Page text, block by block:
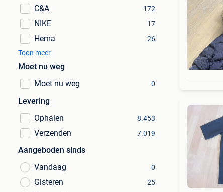
C&A 172
NIKE 17
Hema
26
Toon meer
Moet nu weg
Moet nu weg
0
Levering
Ophalen
8.453
Verzenden 7.019
Aangeboden sinds
Vandaag
0
Gisteren 25